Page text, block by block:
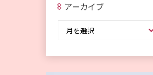
アーカイブ